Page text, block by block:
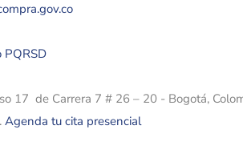
PQRSD
17 de Carrera 7 # 26 – 20 - Bogotá,
Agenda tu cita presencial